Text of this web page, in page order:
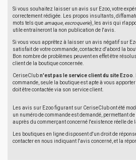
Si vous souhaitez laisser un avis sur Ezoo, votre
correctement rédigée. Les propos insultants,
mots tels que arnaque, escroquerie), les avis qui
utile entraîneront la non publication de l'avis.
Si vous vous apprêtez à laisser un avis négatif sur
satisfait de votre commande, contactez d'abord la
Bon nombre de problèmes peuvent en effet être
client de la boutique concernée.
CeriseClubn'est pas le service client du site Ezoo
commande, seule la boutique est apte à vous
doit être contactée via son service client.
Les avis sur Ezoo figurant sur CeriseClub ont été
un numéro de commande est demandé, permettant
auprès du commerçant concerné l'existence réelle de
Les boutiques en ligne disposent d'un droit de
contacter en nous indiquant l'avis concerné, et la